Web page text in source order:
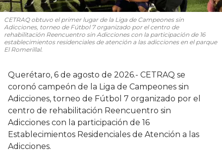
CETRAQ obtuvo el primer lugar de la Liga de Campeones sin
Adicciones, torneo de Fútbol 7 organizado por el centro de
rehabilitación Reencuentro sin Adicciones con la participación de 16
establecimientos residenciales de atención a las adicciones en el parque
El Romerillal.
Querétaro, 6 de agosto de 2026.- CETRAQ se
coronó campeón de la Liga de Campeones sin
Adicciones, torneo de Fútbol 7 organizado por el
centro de rehabilitación Reencuentro sin
Adicciones con la participación de 16
Establecimientos Residenciales de Atención a las
Adicciones.